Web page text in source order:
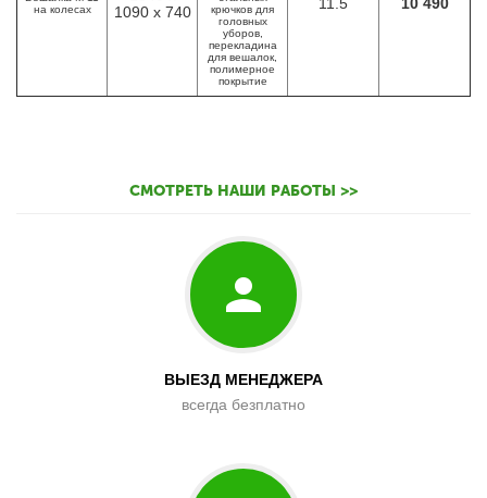
на колесах
1090 х 740
крючков для
головных
уборов,
перекладина
для вешалок,
полимерное
покрытие
СМОТРЕТЬ НАШИ РАБОТЫ >>
ВЫЕЗД МЕНЕДЖЕРА
всегда безплатно